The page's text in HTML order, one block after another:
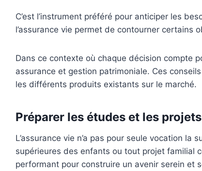
C’est l’instrument préféré pour anticiper les
l’assurance vie permet de contourner certains
Dans ce contexte où chaque décision compte
assurance et gestion patrimoniale. Ces
les différents produits existants sur le marché.
Préparer les études et les
L’assurance vie n’a pas pour seule vocation la
supérieures des enfants ou tout projet familial
performant pour construire un avenir serein et